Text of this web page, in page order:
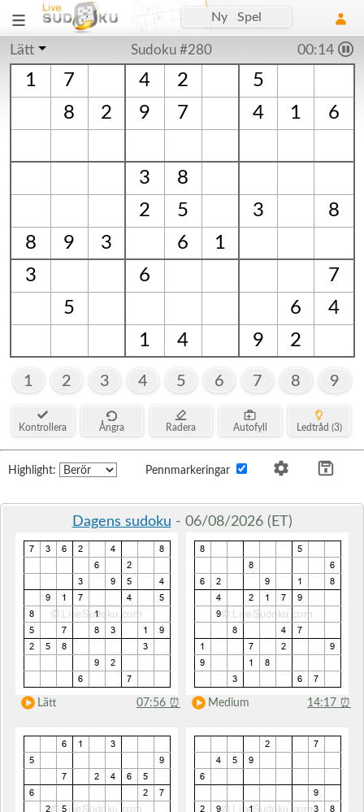
Ny Spel
Lätt Sudoku #280 00:14
1 7 4 2
5
8
2 9 7 4 1 6
3
8
2
5 3
8
8
9 3 6
1
3
6
7
5
6
4
1
4 9 2
1 2 3 4 5 6 7 8 9
Kontrollera Ångra Radera Autofyll Ledtråd (3)
Highlight: Pennmarkeringar
Dagens sudoku - 06/08/2026 (ET)
Lätt 07:56 ⏰ Medium 14:17 ⏰